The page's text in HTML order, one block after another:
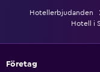
Hotellerbjudanden
Hotell i
Företag